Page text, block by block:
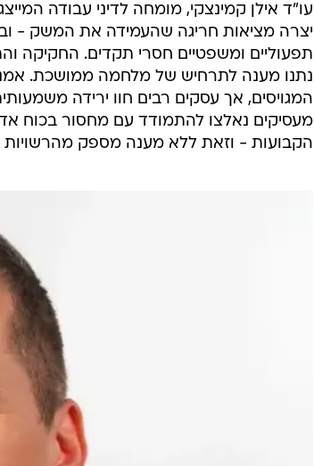
עו"ד אילן קמינצקי, מומחה לדיני עבודה
יצרה מציאות חריגה שהעמידה את המשק -
תפעוליים ומשפטיים חסרי תקדים. החקיקה
נתנו מענה לתרחיש של מלחמה ממושכת.
המגויסים, אך עסקים רבים חוו ירידה
מעסיקים נאלצו להתמודד עם מחסור בכוח
הקבועות - וזאת ללא מענה מספק